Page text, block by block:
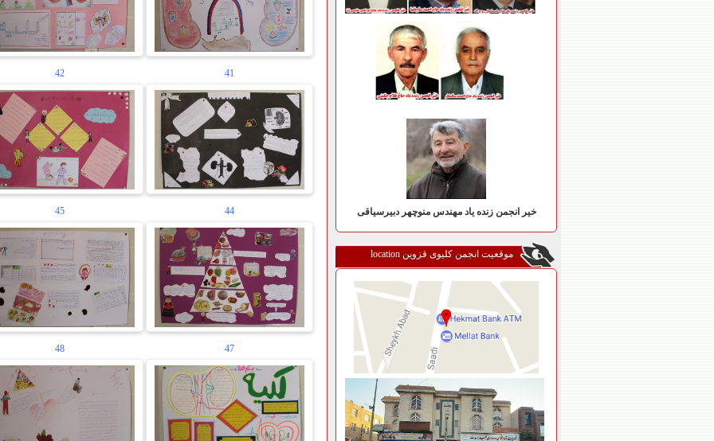
خیر انجمن زنده یاد مهندس منوچهر دبیرسیاقی
موقعیت انجمن کلیوی قزوین location
41
42
44
45
47
48